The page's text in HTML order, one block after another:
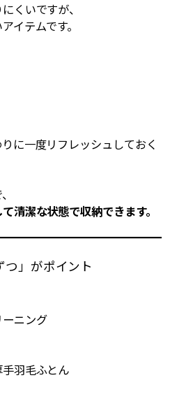
くいですが、
イテムです。
に一度リフレッシュしておく
清潔な状態で収納できます。
」がポイント
ニング
羽毛ふとん